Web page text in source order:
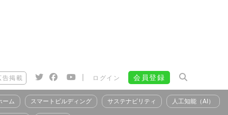
告掲載 | ログイン 会員登録
ーム スマートビルディング サステナビリティ 人工知能（AI）